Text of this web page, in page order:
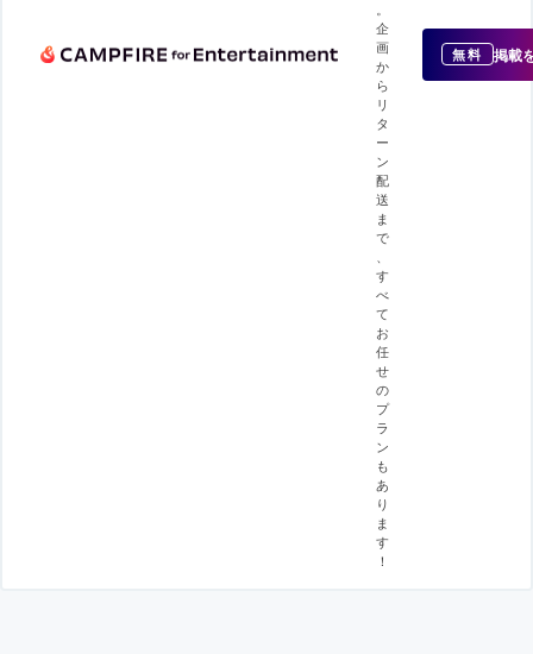
企
画
か
ら
リ
タ
ー
ン
配
送
ま
で
す
べ
て
お
任
せ
の
プ
ラ
ン
も
あ
り
ま
す
！
無料 掲載